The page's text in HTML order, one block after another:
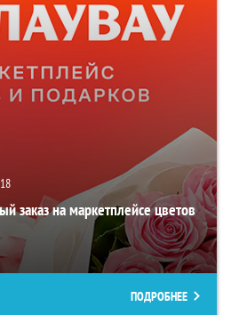
18
заказ на маркетплейсе цветов
ПОДРОБНЕЕ